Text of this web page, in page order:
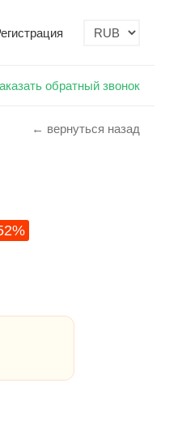
обратный звонок
← вернуться назад